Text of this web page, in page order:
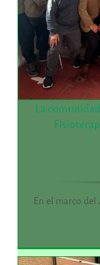
La
En el marco del